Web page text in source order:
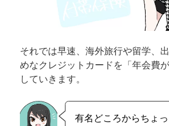
それでは早速、海外旅行や留学、
めなクレジットカードを「年会費
していきます。
有名どころからちょ